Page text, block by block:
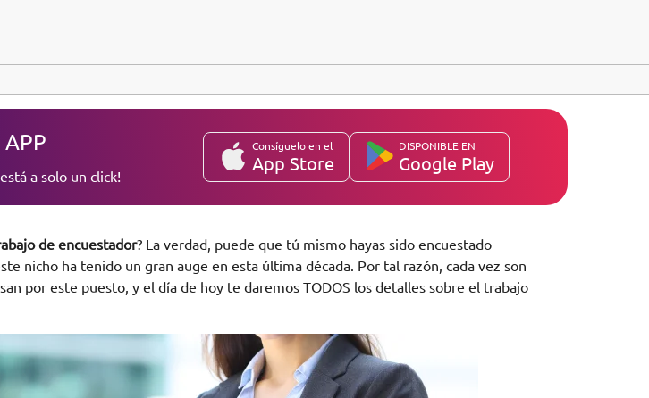
a solo un click!
Consíguelo en el
App Store
DISPONIBLE EN
Google Play
de encuestador? La verdad, puede que tú mismo hayas sido encuestado
nicho ha tenido un gran auge en esta última década. Por tal razón, cada vez son
por este puesto, y el día de hoy te daremos TODOS los detalles sobre el trabajo